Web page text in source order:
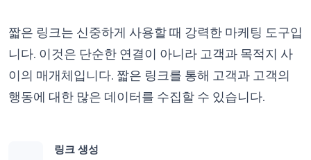
짧은 링크는 신중하게 사용할 때 강력한 마케팅 도구입
니다. 이것은 단순한 연결이 아니라 고객과 목적지 사
이의 매개체입니다. 짧은 링크를 통해 고객과 고객의
행동에 대한 많은 데이터를 수집할 수 있습니다.
링크 생성